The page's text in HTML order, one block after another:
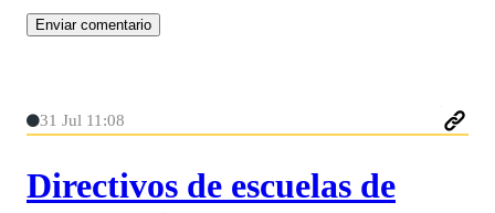
31 Jul 11:08
Directivos de escuelas de